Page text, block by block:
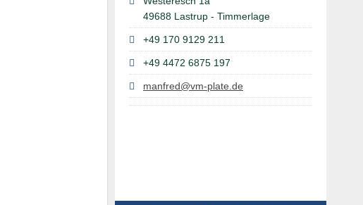
49688 Lastrup - Timmerlage
+49 170 9129 211
+49 4472 6875 197
manfred@vm-plate.de